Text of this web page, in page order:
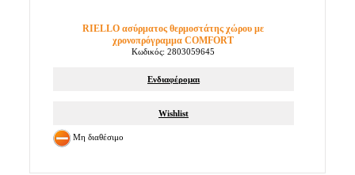
RIELLO ασύρματος θερμοστάτης χώρου με
χρονοπρόγραμμα COMFORT
Κωδικός: 2803059645
Ενδιαφέρομαι
Wishlist
Μη διαθέσιμο